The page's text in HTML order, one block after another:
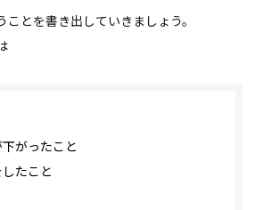
とを書き出していきましょう。
がったこと
たこと